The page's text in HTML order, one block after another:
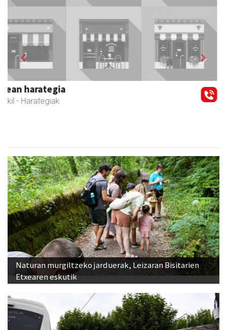
Zizurkilgo Udala
Zizurkil - Udaletxeak
Previous
Naturan murgiltzeko jarduerak, Leizaran Bisitarien
Etxearen eskutik